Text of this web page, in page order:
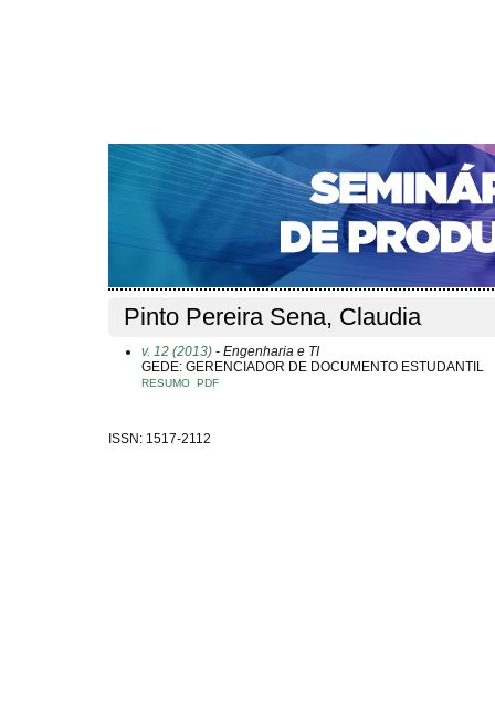
CAPA SOBRE ACESSO
NOTÍCIAS
PORTAL DE REVISTAS DA UNIFACS
Pesquisa > Perfil do autor
Perfil do autor
Pinto Pereira Sena, Claudia
v. 12 (2013) - Engenharia e TI
GEDE: GERENCIADOR DE DOCUMENTO ESTUDANTIL
RESUMO PDF
ISSN: 1517-2112